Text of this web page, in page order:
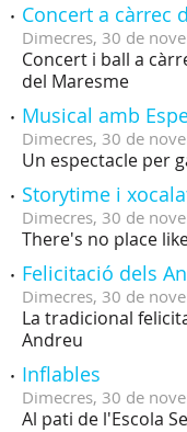
Concert a càrrec
Dimecres, 30 de
Concert i ball a
del Maresme
Musical amb
Dimecres, 30 de
Un espectacle per
Storytime i
Dimecres, 30 de
There's no place
Felicitació dels
Dimecres, 30 de
La tradicional
Andreu
Inflables
Dimecres, 30 de
Al pati de l'Escola